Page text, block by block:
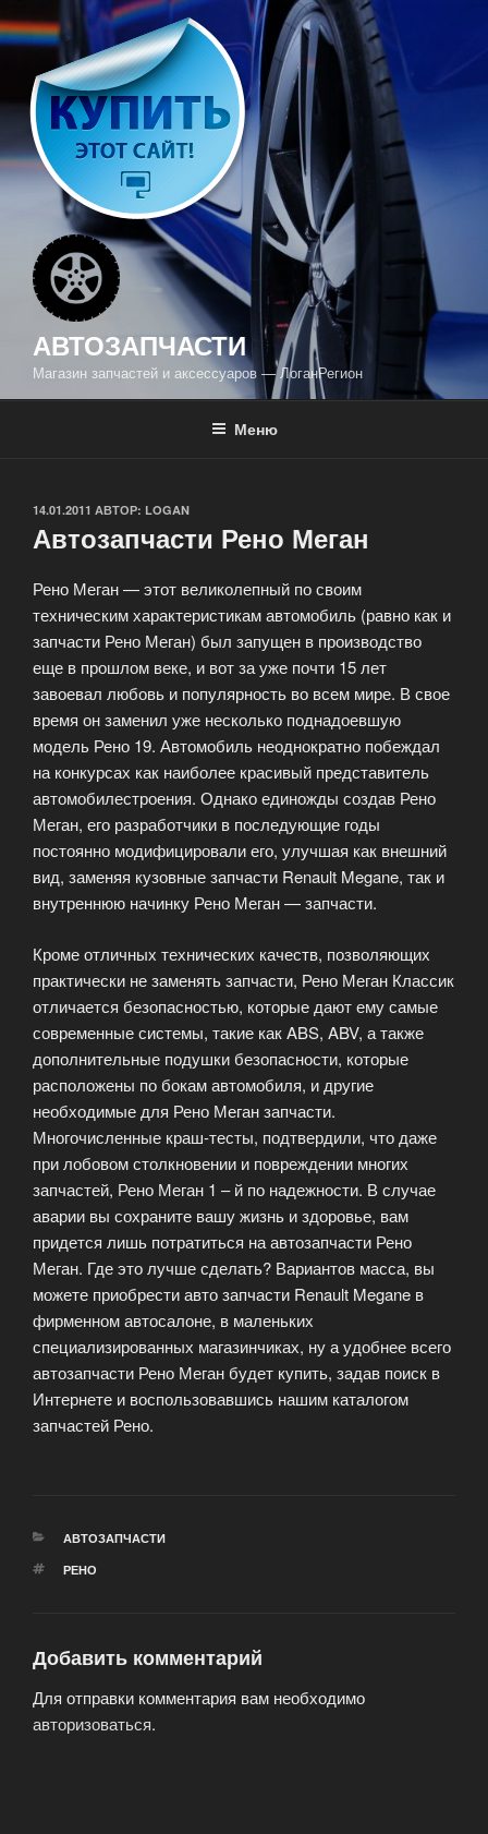
к
содержимому
АВТОЗАПЧАСТИ
Магазин запчастей и аксессуаров — ЛоганРегион
Меню
ОПУБЛИКОВАНО
14.01.2011 АВТОР: LOGAN
Автозапчасти Рено Меган
Рено Меган — этот великолепный по своим
техническим характеристикам автомобиль (равно как и
запчасти Рено Меган) был запущен в производство
еще в прошлом веке, и вот за уже почти 15 лет
завоевал любовь и популярность во всем мире. В свое
время он заменил уже несколько поднадоевшую
модель Рено 19. Автомобиль неоднократно побеждал
на конкурсах как наиболее красивый представитель
автомобилестроения. Однако единожды создав Рено
Меган, его разработчики в последующие годы
постоянно модифицировали его, улучшая как внешний
вид, заменяя кузовные запчасти Renault Megane, так и
внутреннюю начинку Рено Меган — запчасти.
Кроме отличных технических качеств, позволяющих
практически не заменять запчасти, Рено Меган Классик
отличается безопасностью, которые дают ему самые
современные системы, такие как ABS, ABV, а также
дополнительные подушки безопасности, которые
расположены по бокам автомобиля, и другие
необходимые для Рено Меган запчасти.
Многочисленные краш-тесты, подтвердили, что даже
при лобовом столкновении и повреждении многих
запчастей, Рено Меган 1 – й по надежности. В случае
аварии вы сохраните вашу жизнь и здоровье, вам
придется лишь потратиться на автозапчасти Рено
Меган. Где это лучше сделать? Вариантов масса, вы
можете приобрести авто запчасти Renault Megane в
фирменном автосалоне, в маленьких
специализированных магазинчиках, ну а удобнее всего
автозапчасти Рено Меган будет купить, задав поиск в
Интернете и воспользовавшись нашим каталогом
запчастей Рено.
РУБРИКИ
АВТОЗАПЧАСТИ
МЕТКИ
РЕНО
Добавить комментарий
Для отправки комментария вам необходимо
авторизоваться.